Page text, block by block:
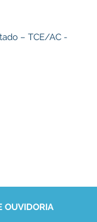
– TCE/AC -
OUVIDORIA